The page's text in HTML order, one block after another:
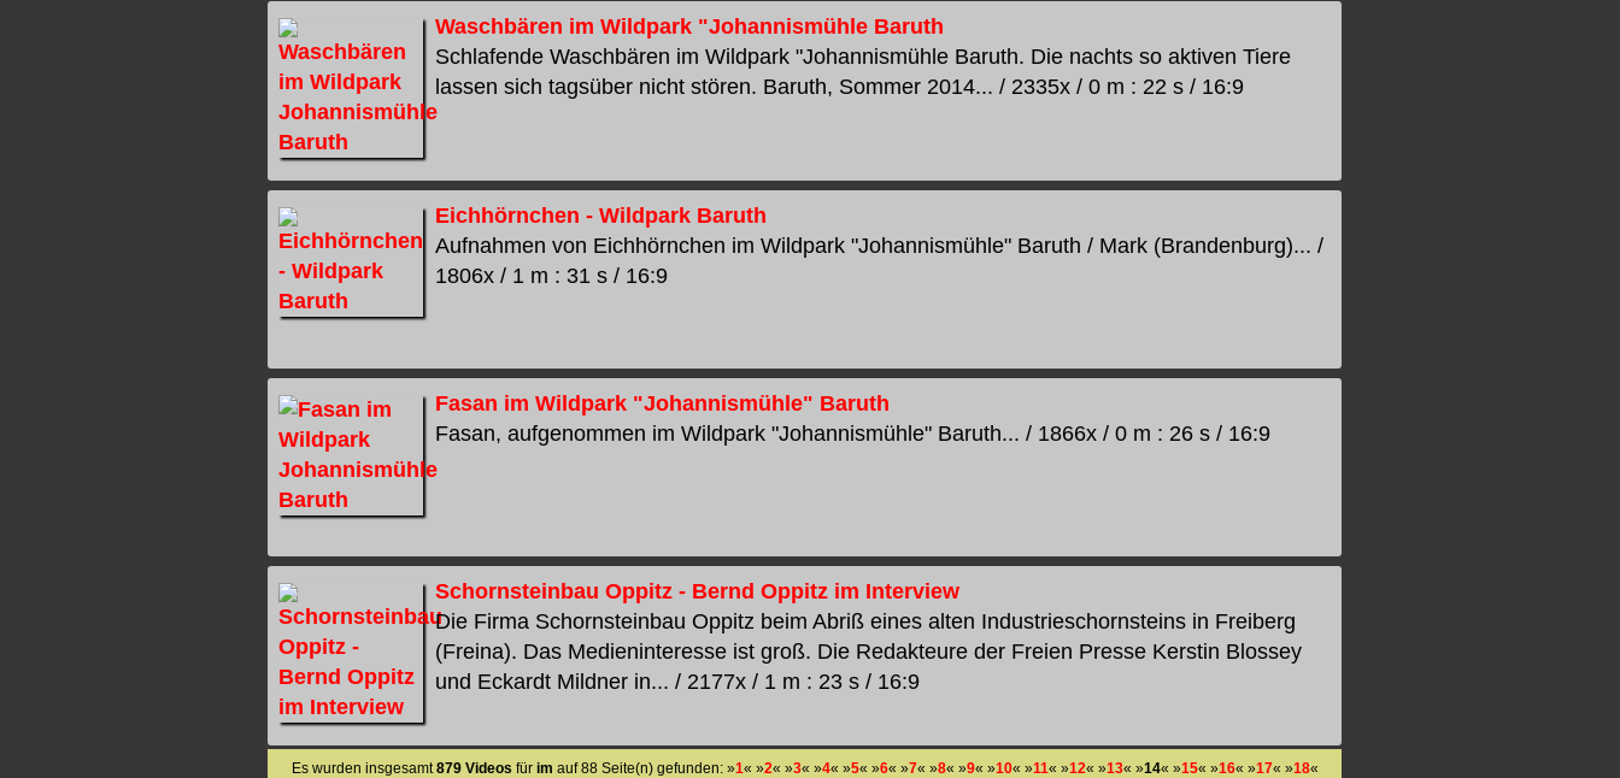
Waschbären im Wildpark "Johannismühle Baruth
Schlafende Waschbären im Wildpark "Johannismühle Baruth. Die nachts so aktiven Tiere
lassen sich tagsüber nicht stören. Baruth, Sommer 2014... / 2335x / 0 m : 22 s / 16:9
Eichhörnchen - Wildpark Baruth
Aufnahmen von Eichhörnchen im Wildpark "Johannismühle" Baruth / Mark (Brandenburg)... /
1806x / 1 m : 31 s / 16:9
Fasan im Wildpark "Johannismühle" Baruth
Fasan, aufgenommen im Wildpark "Johannismühle" Baruth... / 1866x / 0 m : 26 s / 16:9
Schornsteinbau Oppitz - Bernd Oppitz im Interview
Die Firma Schornsteinbau Oppitz beim Abriß eines alten Industrieschornsteins in Freiberg
(Freina). Das Medieninteresse ist groß. Die Redakteure der Freien Presse Kerstin Blossey
und Eckardt Mildner in... / 2177x / 1 m : 23 s / 16:9
Es wurden insgesamt879 Videos für im auf 88 Seite(n) gefunden: »1« »2« »3« »4« »5« »6« »7« »8« »9« »10« »11« »12« »13« »14« »15« »16« »17« »18«